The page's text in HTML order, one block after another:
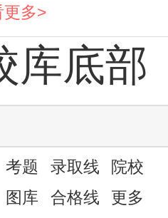
更多>
库底部
考题 录取线
院校
图库 合格线 更多